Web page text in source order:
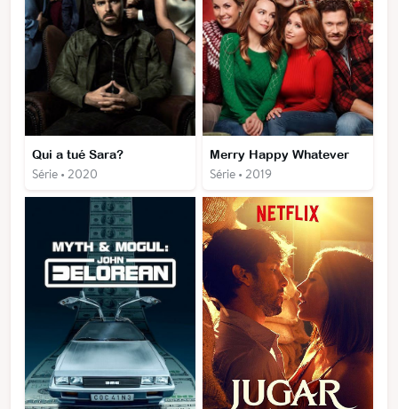
Qui a tué Sara?
Série • 2020
Merry Happy Whatever
Série • 2019